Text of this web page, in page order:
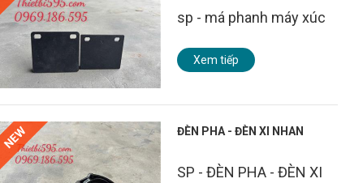
sp - má phanh máy xúc
Xem tiếp
NEW ĐÈN PHA - ĐÈN XI NHAN
SP - ĐÈN PHA - ĐÈN XI